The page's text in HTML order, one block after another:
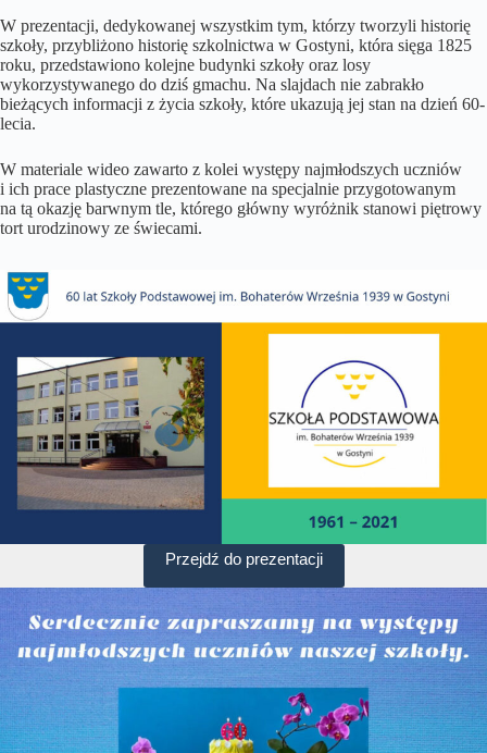
W prezentacji, dedykowanej wszystkim tym, którzy tworzyli historię
szkoły, przybliżono historię szkolnictwa w Gostyni, która sięga 1825
roku, przedstawiono kolejne budynki szkoły oraz losy
wykorzystywanego do dziś gmachu. Na slajdach nie zabrakło
bieżących informacji z życia szkoły, które ukazują jej stan na dzień 60-
lecia.
W materiale wideo zawarto z kolei występy najmłodszych uczniów
i ich prace plastyczne prezentowane na specjalnie przygotowanym
na tą okazję barwnym tle, którego główny wyróżnik stanowi piętrowy
tort urodzinowy ze świecami.
Przejdź do prezentacji